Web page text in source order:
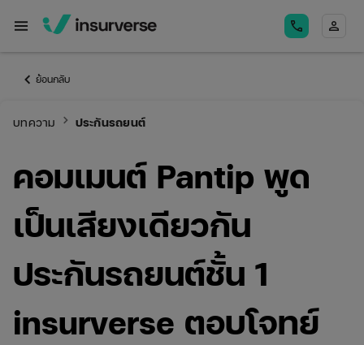
menu call person
keyboard_arrow_left ย้อนกลับ
บทความ keyboard_arrow_right ประกันรถยนต์
คอมเมนต์ Pantip พูด
เป็นเสียงเดียวกัน
ประกันรถยนต์ชั้น 1
insurverse ตอบโจทย์